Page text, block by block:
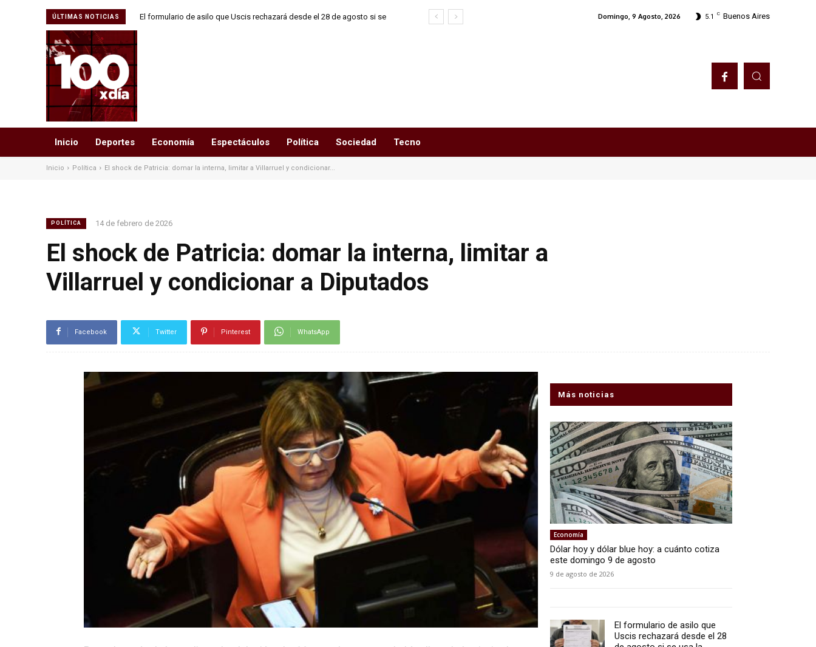
ÚLTIMAS NOTICIAS
El formulario de asilo que Uscis rechazará desde el 28 de agosto si se
Domingo, 9 Agosto, 2026 5.1 C Buenos Aires
Inicio Deportes Economía Espectáculos Política Sociedad Tecno
Inicio Política El shock de Patricia: domar la interna, limitar a Villarruel y condicionar...
POLÍTICA 14 de febrero de 2026
El shock de Patricia: domar la interna, limitar a
Villarruel y condicionar a Diputados
Facebook Twitter Pinterest WhatsApp
Más noticias
Economía
Dólar hoy y dólar blue hoy: a cuánto cotiza
este domingo 9 de agosto
9 de agosto de 2026
El formulario de asilo que
Uscis rechazará desde el 28